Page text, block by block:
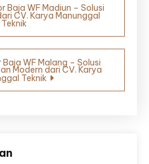
Baja WF Madiun – Solusi
CV. Karya Manunggal
Teknik
WF Malang – Solusi
Modern dari CV. Karya
Teknik